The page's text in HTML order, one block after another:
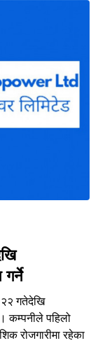
२२ गतेदेखि
कम्पनीले पहिलो
रोजगारीमा रहेका